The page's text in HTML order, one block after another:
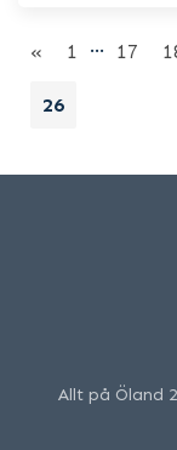
« 1 … 17
26
Allt på Öland